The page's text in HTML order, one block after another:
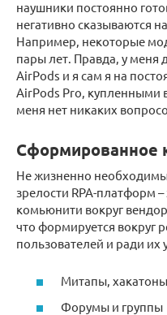
наушники постоянно
негативно сказываются
Например, некоторые
пары лет. Правда, у меня
AirPods и я сам я на
AirPods Pro, купленными
меня нет никаких
Сформированное
Не жизненно
зрелости RPA-платформ
комьюнити вокруг
что формируется вокруг
пользователей и ради их
Митапы,
Форумы и группы